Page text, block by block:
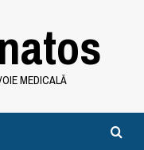
MEDICALĂ